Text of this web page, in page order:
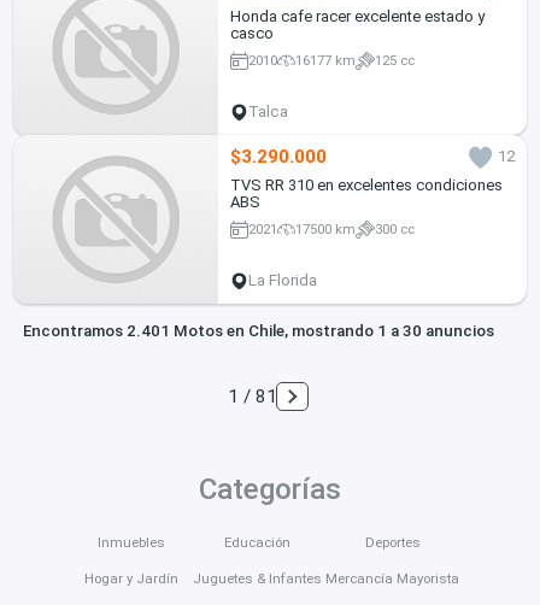
Honda cafe racer excelente estado y
casco
2010 16177 km 125 cc
Talca
$3.290.000
12
TVS RR 310 en excelentes condiciones
ABS
2021 17500 km 300 cc
La Florida
Encontramos 2.401 Motos en Chile, mostrando 1 a 30 anuncios
1 / 81
Categorías
Inmuebles
Hogar y Jardín
Educación
Juguetes & Infantes
Deportes
Mercancía Mayorista